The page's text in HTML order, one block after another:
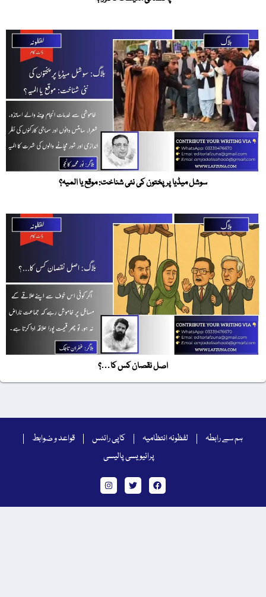
سوشل میڈیا پر پختون کی نئی شناخت: موقع یا المیہ؟
اصل نقصان کس کا…؟
ہم سے رابطہ لفظونہ انتظامیہ کاپی رائٹس
قواعد و ضوابط
پرائیویسی پالیسی